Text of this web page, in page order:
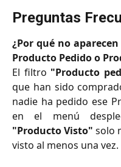
Preguntas
¿Por qué no
Producto Pedido o
El filtro "Producto
que han sido
nadie ha pedido ese
en el menú
"Producto Visto" solo
visto al menos una vez.